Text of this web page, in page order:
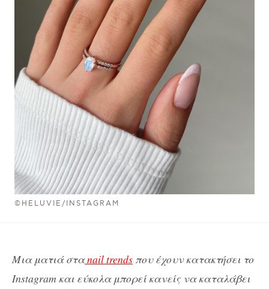
©HELUVIE/INSTAGRAM
Μια ματιά σταnail trends που έχουν κατακτήσει το
Instagram και εύκολα μπορεί κανείς να καταλάβει